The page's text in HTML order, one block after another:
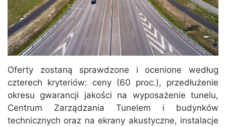
Oferty zostaną sprawdzone i ocenione według
czterech kryteriów: ceny (60 proc.), przedłużenie
okresu gwarancji jakości na wyposażenie tunelu,
Centrum Zarządzania Tunelem i budynków
technicznych oraz na ekrany akustyczne, instalacje